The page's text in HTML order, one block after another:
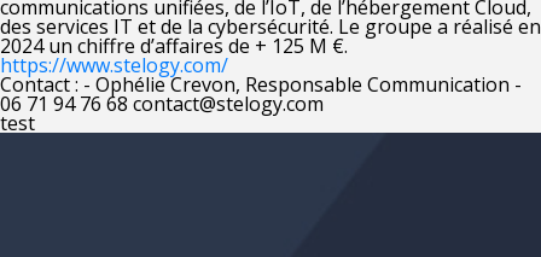
communications unifiées, de l’IoT, de l’hébergement Cloud,
des services IT et de la cybersécurité. Le groupe a réalisé en
2024 un chiffre d’affaires de + 125 M €.
https://www.stelogy.com/
Contact : - Ophélie Crevon, Responsable Communication -
06 71 94 76 68 contact@stelogy.com
test